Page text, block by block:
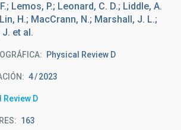
Lemos, P.; Leonard, C. D.; Liddle, A.
H.; MacCrann, N.; Marshall, J. L.;
et al.
Physical Review D
4 2023
Review D
163